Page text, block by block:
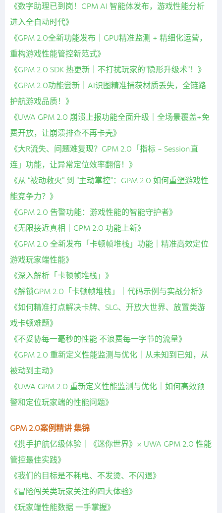
《数字助理已到岗！GPM AI 智能体发布，游戏性能分析
进入全自动时代》
《GPM 2.0全新功能发布｜GPU精准监测 + 精细化运营，
重构游戏性能管控新范式》
《GPM 2.0 SDK 热更新｜不打扰玩家的“隐形升级术”！》
《GPM 2.0功能尝新｜AI识图精准捕获材质丢失，全链路
护航游戏品质！》
《UWA GPM 2.0 崩溃上报功能全面升级｜全场景覆盖+免
费开放，让崩溃排查不再卡壳》
《大R流失、问题难复现？GPM 2.0「指标 - Session直
连」功能，让异常定位效率翻倍！》
《从 “被动救火” 到 “主动掌控”：GPM 2.0 如何重塑游戏性
能竞争力？》
《GPM 2.0 告警功能：游戏性能的智能守护者》
《无限接近真相｜GPM 2.0 功能上新》
《GPM 2.0 全新发布「卡顿帧堆栈」功能｜精准高效定位
游戏玩家端性能》
《深入解析「卡顿帧堆栈」》
《解锁GPM 2.0「卡顿帧堆栈」｜代码示例与实战分析》
《如何精准打点解决卡牌、SLG、开放大世界、放置类游
戏卡顿难题》
《不妥协每一毫秒的性能 不浪费每一字节的流量》
《GPM 2.0 重新定义性能监测与优化｜从未知到已知，从
被动到主动》
《UWA GPM 2.0 重新定义性能监测与优化｜如何高效预
警和定位玩家端的性能问题》
GPM 2.0案例精讲 集锦
《携手护航亿级体验｜《迷你世界》× UWA GPM 2.0 性能
管控最佳实践》
《我们的目标是不耗电、不发烫、不闪退》
《冒险闯关类玩家关注的四大体验》
《玩家端性能数据 一手掌握》